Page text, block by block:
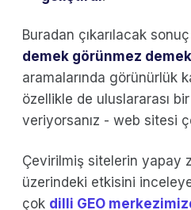
Buradan çıkarılacak
demek görünmez
aramalarında görünürlük
özellikle de uluslararası
veriyorsanız - web sitesi
Çevirilmiş sitelerin yapay
üzerindeki etkisini
çok dilli GEO